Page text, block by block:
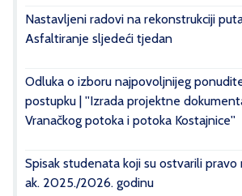
Nastavljeni radovi na rekonstrukciji
Asfaltiranje sljedeći tjedan
Odluka o izboru najpovoljnijeg
postupku | ''Izrada projektne
Vranačkog potoka i potoka Kostajnice''
Spisak studenata koji su ostvarili
ak. 2025./2026. godinu